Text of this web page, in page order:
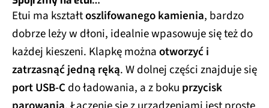
Etui ma kształtoszlifowanego kamienia, bardzo
dobrze leży w dłoni, idealnie wpasowuje się też do
każdej kieszeni. Klapkę możnaotworzyć i
zatrzasnąć jedną ręką. W dolnej części znajduje się
port USB-Cdo ładowania, a z boku przycisk